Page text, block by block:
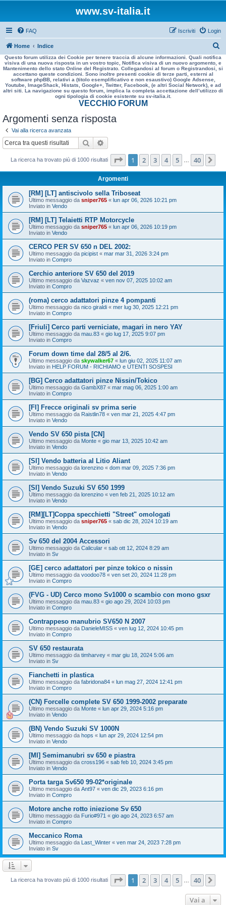
www.sv-italia.it
FAQ Login
Iscriviti
Home Indice
e
r
a
Questo forum utilizza dei Cookie per tenere traccia di alcune informazioni. Quali notifica
visiva di una nuova risposta in un vostro topic, Notifica visiva di un nuovo argomento, e
Mantenimento dello stato Online del Registrato. Collegandosi al forum o Registrandosi, si
accettano queste condizioni. Sono inoltre presenti cookie di terze parti, esterni al
software phpBB, relativi a (titolo esemplificativo e non esaustivo) Google Adsense,
Youtube, ImageShack, Histats, Google+, Twitter, Facebook, (e altri Social Network), e ad
altri siti. La navigazione su questo forum, implica la completa accettazione dell’utilizzo di
ogni tipologia di cookie esistente su sv-italia.it.
VECCHIO FORUM
Argomenti senza risposta
Vai alla ricerca avanzata
Cerca
La ricerca ha trovato più di 1000 risultati Pagina di 40
1 2 3 4 5 40
Argomenti
[RM] [LT] antiscivolo sella Triboseat
Ultimo messaggio da sniper765 « lun apr 06, 2026 10:21 pm
Inviato in Vendo
[RM] [LT] Telaietti RTP Motorcycle
Ultimo messaggio da sniper765 « lun apr 06, 2026 10:19 pm
Inviato in Vendo
CERCO PER SV 650 n DEL 2002:
Ultimo messaggio da picipist « mar mar 31, 2026 3:24 pm
Inviato in Compro
Cerchio anteriore SV 650 del 2019
Ultimo messaggio da Vazvaz « ven nov 07, 2025 10:02 am
Inviato in Compro
(roma) cerco adattatori pinze 4 pompanti
Ultimo messaggio da nico giraldi « mer lug 30, 2025 12:21 pm
Inviato in Compro
[Friuli] Cerco parti verniciate, magari in nero YAY
Ultimo messaggio da mau.83 « gio lug 17, 2025 9:07 pm
Inviato in Compro
Forum down time dal 28/5 al 2/6.
Ultimo messaggio da skywalker67 « lun giu 02, 2025 11:07 am
Inviato in HELP FORUM - RICHIAMO e UTENTI SOSPESI
[BG] Cerco adattatori pinze Nissin/Tokico
Ultimo messaggio da GambX87 « mar mag 06, 2025 1:00 am
Inviato in Compro
[FI] Frecce originali sv prima serie
Ultimo messaggio da Raistlin78 « ven mar 21, 2025 4:47 pm
Inviato in Vendo
Vendo SV 650 pista [CN]
Ultimo messaggio da Monte « gio mar 13, 2025 10:42 am
Inviato in Vendo
[SI] Vendo batteria al Litio Aliant
Ultimo messaggio da lorenzino « dom mar 09, 2025 7:36 pm
Inviato in Vendo
[SI] Vendo Suzuki SV 650 1999
Ultimo messaggio da lorenzino « ven feb 21, 2025 10:12 am
Inviato in Vendo
[RM][LT]Coppa specchietti "Street" omologati
Ultimo messaggio da sniper765 « sab dic 28, 2024 10:19 am
Inviato in Vendo
Sv 650 del 2004 Accessori
Ultimo messaggio da Calicular « sab ott 12, 2024 8:29 am
Inviato in Sv
[GE] cerco adattatori per pinze tokico o nissin
Ultimo messaggio da voodoo78 « ven set 20, 2024 11:28 pm
Inviato in Compro
(FVG - UD) Cerco mono Sv1000 o scambio con mono gsxr
Ultimo messaggio da mau.83 « gio ago 29, 2024 10:03 pm
Inviato in Compro
Contrappeso manubrio SV650 N 2007
Ultimo messaggio da DanieleMISS « ven lug 12, 2024 10:45 pm
Inviato in Compro
SV 650 restaurata
Ultimo messaggio da timharvey « mar giu 18, 2024 5:06 am
Inviato in Sv
Fianchetti in plastica
Ultimo messaggio da fabridona84 « lun mag 27, 2024 12:41 pm
Inviato in Compro
(CN) Forcelle complete SV 650 1999-2002 preparate
Ultimo messaggio da Monte « lun apr 29, 2024 5:16 pm
Inviato in Vendo
(BN) Vendo Suzuki SV 1000N
Ultimo messaggio da hops « lun apr 29, 2024 12:54 pm
Inviato in Vendo
[MI] Semimanubri sv 650 e piastra
Ultimo messaggio da cross196 « sab feb 10, 2024 3:45 pm
Inviato in Vendo
Porta targa Sv650 99-02*originale
Ultimo messaggio da Ant97 « ven dic 29, 2023 6:16 pm
Inviato in Compro
Motore anche rotto iniezione Sv 650
Ultimo messaggio da Furio#971 « gio ago 24, 2023 6:57 am
Inviato in Compro
Meccanico Roma
Ultimo messaggio da Last_Winter « ven mar 24, 2023 7:28 pm
Inviato in Sv
La ricerca ha trovato più di 1000 risultati Pagina di 40
1 2 3 4 5 40
Vai a